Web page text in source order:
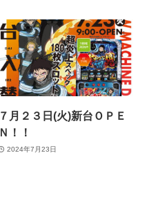
７月２３日(火)新台ＯＰＥ
Ｎ！！
2024年7月23日